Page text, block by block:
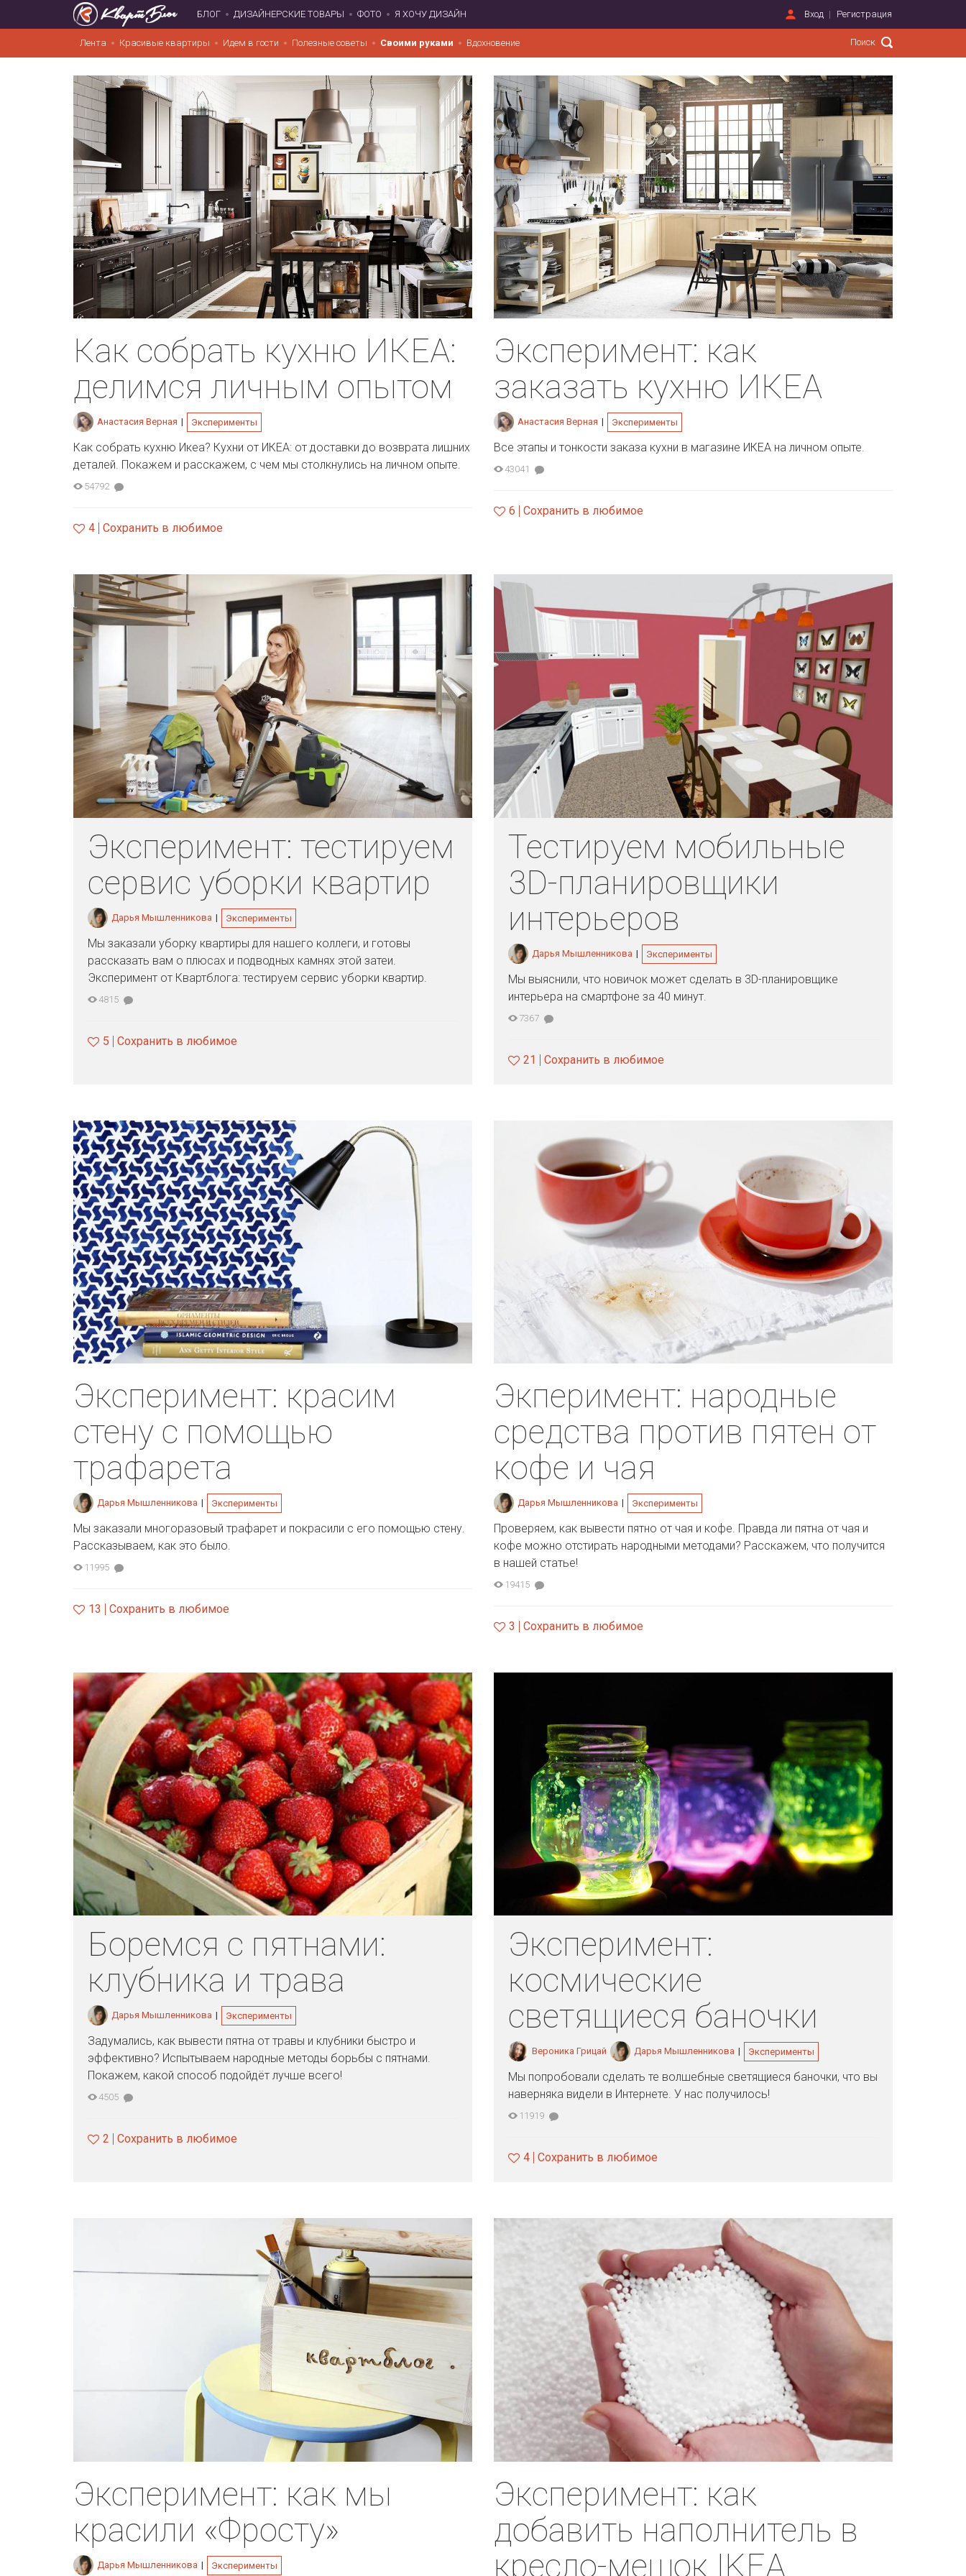
БЛОГ ДИЗАЙНЕРСКИЕ ТОВАРЫ ФОТО Я ХОЧУ ДИЗАЙН Вход Регистрация
Лента Красивые квартиры Идем в гости Полезные советы Своими руками Вдохновение
Как собрать кухню ИКЕА:
делимся личным опытом
Анастасия Верная | Эксперименты
Как собрать кухню Икеа? Кухни от ИКЕА: от доставки до возврата лишних
деталей. Покажем и расскажем, с чем мы столкнулись на личном опыте.
54792
4 Сохранить в любимое
Эксперимент: как
заказать кухню ИКЕА
Анастасия Верная | Эксперименты
Все этапы и тонкости заказа кухни в магазине ИКЕА на личном опыте.
43041
6 Сохранить в любимое
Эксперимент: тестируем
сервис уборки квартир
Дарья Мышленникова | Эксперименты
Мы заказали уборку квартиры для нашего коллеги, и готовы
рассказать вам о плюсах и подводных камнях этой затеи.
Эксперимент от Квартблога: тестируем сервис уборки квартир.
4815
5 Сохранить в любимое
Тестируем мобильные
3D-планировщики
интерьеров
Дарья Мышленникова | Эксперименты
Мы выяснили, что новичок может сделать в 3D-планировщике
интерьера на смартфоне за 40 минут.
7367
21 Сохранить в любимое
Эксперимент: красим
стену с помощью
трафарета
Дарья Мышленникова | Эксперименты
Мы заказали многоразовый трафарет и покрасили с его помощью стену.
Рассказываем, как это было.
11995
13 Сохранить в любимое
Экперимент: народные
средства против пятен от
кофе и чая
Дарья Мышленникова | Эксперименты
Проверяем, как вывести пятно от чая и кофе. Правда ли пятна от чая и
кофе можно отстирать народными методами? Расскажем, что получится
в нашей статье!
19415
3 Сохранить в любимое
Боремся с пятнами:
клубника и трава
Дарья Мышленникова | Эксперименты
Задумались, как вывести пятна от травы и клубники быстро и
эффективно? Испытываем народные методы борьбы с пятнами.
Покажем, какой способ подойдёт лучше всего!
4505
2 Сохранить в любимое
Эксперимент:
космические
светящиеся баночки
Вероника Грицай Дарья Мышленникова | Эксперименты
Мы попробовали сделать те волшебные светящиеся баночки, что вы
наверняка видели в Интернете. У нас получилось!
11919
4 Сохранить в любимое
Эксперимент: как мы
красили «Фросту»
Дарья Мышленникова | Эксперименты
Эксперимент: как
добавить наполнитель в
кресло-мешок IKEA